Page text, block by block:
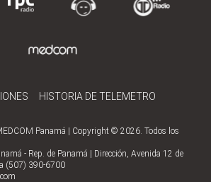
HISTORIA DE TELEMETRO
Panamá | Copyright © 2026. Todos los
- Rep. de Panamá | Dirección, Avenida 12 de
(507) 390-6700